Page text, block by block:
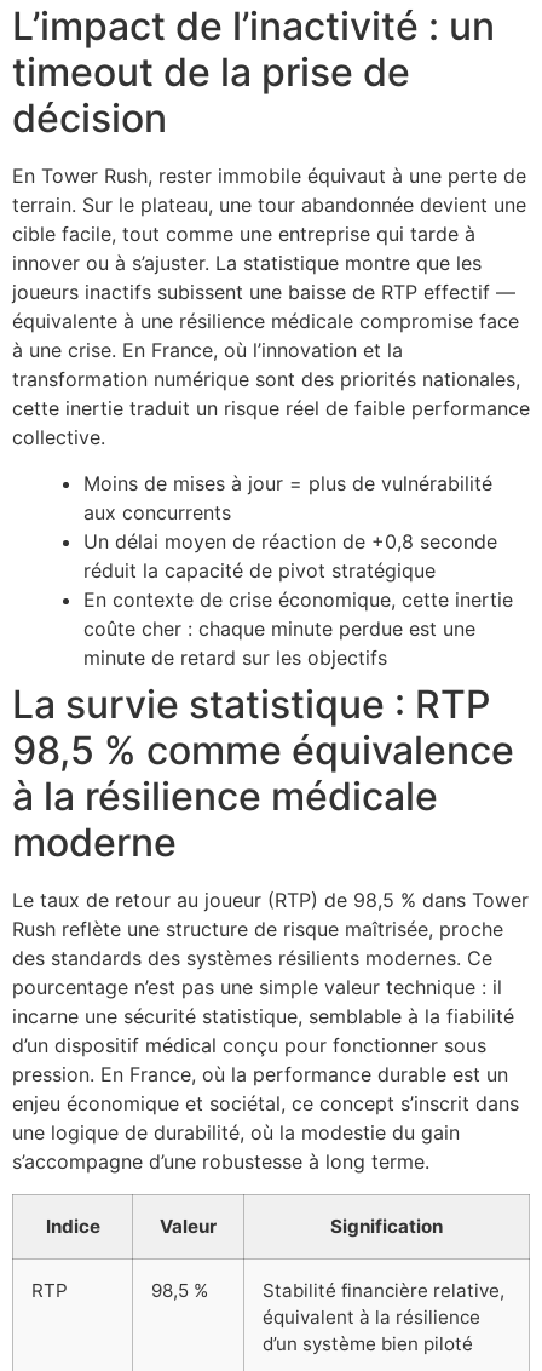
L’impact de l’inactivité : un
timeout de la prise de
décision
En Tower Rush, rester immobile équivaut à une perte de
terrain. Sur le plateau, une tour abandonnée devient une
cible facile, tout comme une entreprise qui tarde à
innover ou à s’ajuster. La statistique montre que les
joueurs inactifs subissent une baisse de RTP effectif —
équivalente à une résilience médicale compromise face
à une crise. En France, où l’innovation et la
transformation numérique sont des priorités nationales,
cette inertie traduit un risque réel de faible performance
collective.
Moins de mises à jour = plus de vulnérabilité
aux concurrents
Un délai moyen de réaction de +0,8 seconde
réduit la capacité de pivot stratégique
En contexte de crise économique, cette inertie
coûte cher : chaque minute perdue est une
minute de retard sur les objectifs
La survie statistique : RTP
98,5 % comme équivalence
à la résilience médicale
moderne
Le taux de retour au joueur (RTP) de 98,5 % dans Tower
Rush reflète une structure de risque maîtrisée, proche
des standards des systèmes résilients modernes. Ce
pourcentage n’est pas une simple valeur technique : il
incarne une sécurité statistique, semblable à la fiabilité
d’un dispositif médical conçu pour fonctionner sous
pression. En France, où la performance durable est un
enjeu économique et sociétal, ce concept s’inscrit dans
une logique de durabilité, où la modestie du gain
s’accompagne d’une robustesse à long terme.
Indice Valeur Signification
RTP 98,5 %
Stabilité financière relative,
équivalent à la résilience
d’un système bien piloté